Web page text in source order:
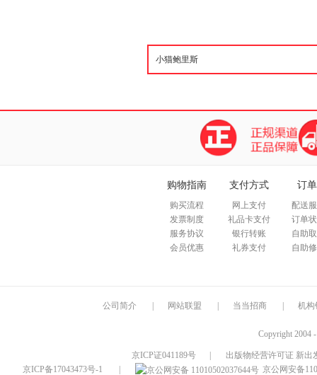
购物指南
购买流程
发票制度
服务协议
会员优惠
支付方式
网上支付
礼品卡支付
银行转账
礼券支付
订
配送
订单
自助
自助
公司简介 网站联盟 当当招商 机构
Copyright 2004
京ICP证041189号
出版物经营许可证 新出
京ICP备17043473号-1
京公网安备